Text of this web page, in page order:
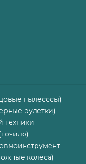
пылесосы)
рулетки)
техники
колеса)